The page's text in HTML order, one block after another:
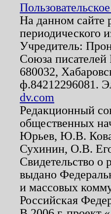
На данном сайте
периодического
Учредитель:
Союза
680032,
ф.84212296081.
dv.com
Редакционный
общественных
Юрьев, Ю.В.
Сухинин, О.В.
Свидетельство
выдано
и массовых
Российская